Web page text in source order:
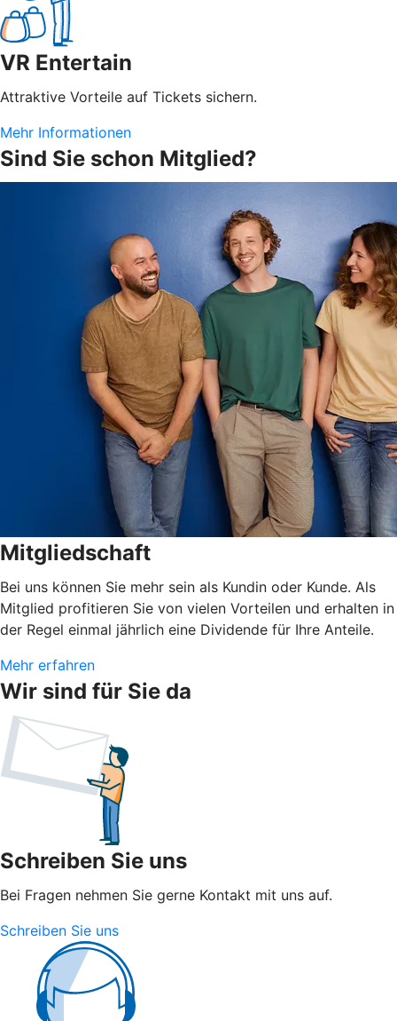
VR Entertain
Attraktive Vorteile auf Tickets sichern.
Mehr Informationen
Sind Sie schon Mitglied?
Mitgliedschaft
Bei uns können Sie mehr sein als Kundin oder Kunde. Als
Mitglied profitieren Sie von vielen Vorteilen und erhalten in
der Regel einmal jährlich eine Dividende für Ihre Anteile.
Mehr erfahren
Wir sind für Sie da
Schreiben Sie uns
Bei Fragen nehmen Sie gerne Kontakt mit uns auf.
Schreiben Sie uns